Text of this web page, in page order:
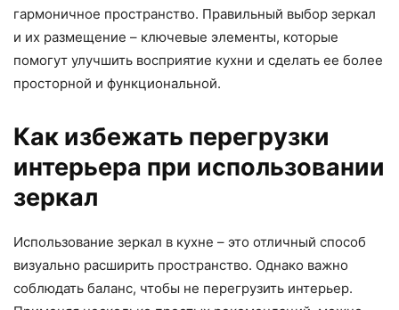
гармоничное пространство. Правильный выбор зеркал
и их размещение – ключевые элементы, которые
помогут улучшить восприятие кухни и сделать ее более
просторной и функциональной.
Как избежать перегрузки
интерьера при использовании
зеркал
Использование зеркал в кухне – это отличный способ
визуально расширить пространство. Однако важно
соблюдать баланс, чтобы не перегрузить интерьер.